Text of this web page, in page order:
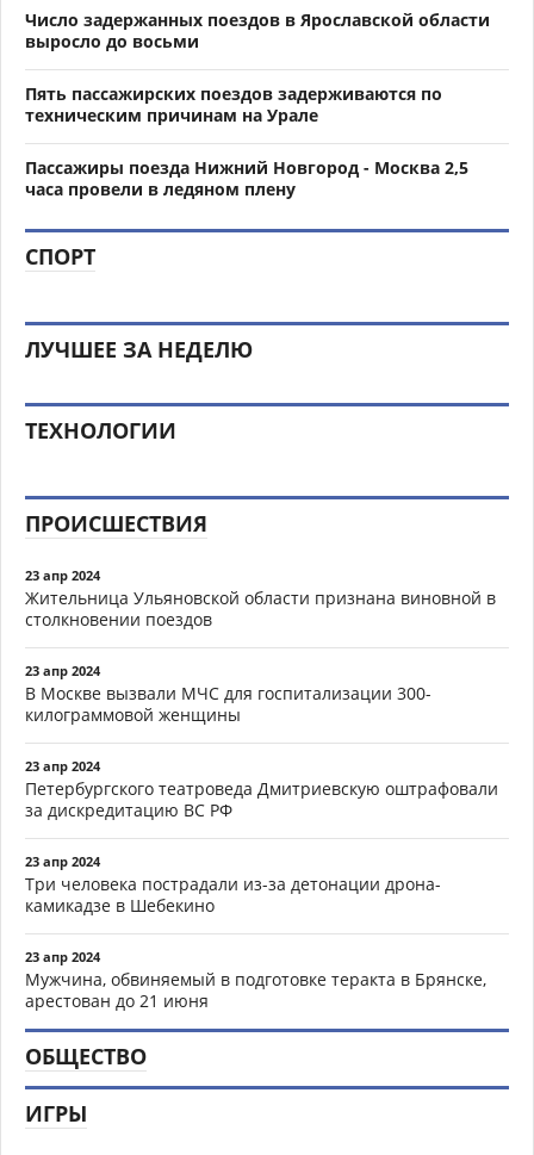
Число задержанных поездов в Ярославской области
выросло до восьми
Пять пассажирских поездов задерживаются по
техническим причинам на Урале
Пассажиры поезда Нижний Новгород - Москва 2,5
часа провели в ледяном плену
СПОРТ
ЛУЧШЕЕ ЗА НЕДЕЛЮ
ТЕХНОЛОГИИ
ПРОИСШЕСТВИЯ
23 апр 2024
Жительница Ульяновской области признана виновной в
столкновении поездов
23 апр 2024
В Москве вызвали МЧС для госпитализации 300-
килограммовой женщины
23 апр 2024
Петербургского театроведа Дмитриевскую оштрафовали
за дискредитацию ВС РФ
23 апр 2024
Три человека пострадали из-за детонации дрона-
камикадзе в Шебекино
23 апр 2024
Мужчина, обвиняемый в подготовке теракта в Брянске,
арестован до 21 июня
ОБЩЕСТВО
ИГРЫ